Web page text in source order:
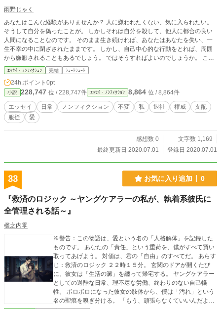
雨野じゃく
あなたはこんな経験がありませんか？ 人に嫌われたくない、気に入られたい。
そうして自分を偽ったことが。 しかしそれは自分を殺して、他人に都合の良い
人間になることなのです。 そのまま生き続ければ、あなたはあなたを失い、一
生不幸の中に閉ざされたままです。 しかし、自己中心的な行動をとれば、周囲
から嫌厭されることもあるでしょう。 ではそうすればよいのでしょうか。 こん
な話があります。
ｴｯｾｲ・ﾉﾝﾌｨｸｼｮﾝ 完結 ｼｮｰﾄｼｮｰﾄ
24h.ポイント 0pt
小説 228,747 位 / 228,747件 ｴｯｾｲ・ﾉﾝﾌｨｸｼｮﾝ 8,864 位 / 8,864件
エッセイ 日常 ノンフィクション 不変 私 退社 権威
支配
服従
愛
感想数 0
文字数 1,169
最終更新日 2020.07.01
登録日 2020.07.01
33 お気に入り追加 0
『救済のロジック ～ヤングケアラーの私が、執着系彼氏に
全管理される話～』
檻之内零
※警告：この物語は、愛という名の「人格解体」を記録した
ものです。 あなたの「責任」という重荷を、僕がすべて買い
取ってあげよう。 対価は、君の「自由」のすべてだ。 あらす
じ：救済のロジック ２２時１５分。 玄関のドアが開くたび
に、彼女は「生活の澱」を纏って帰宅する。 ヤングケアラー
としての過酷な日常、理不尽な労働、終わりのない自己犠
牲。 ボロボロになった彼女の肢体から、僕は「汚れ」という
名の聖痕を嗅ぎ分ける。 「もう、頑張らなくていいんだよ」